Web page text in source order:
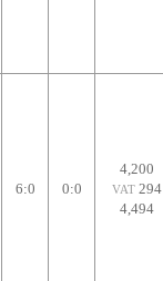
6:0 0:0
4,200
VAT294
4,494